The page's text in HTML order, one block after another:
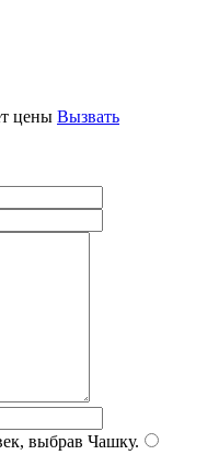
цены Вызвать
выбрав Чашку.